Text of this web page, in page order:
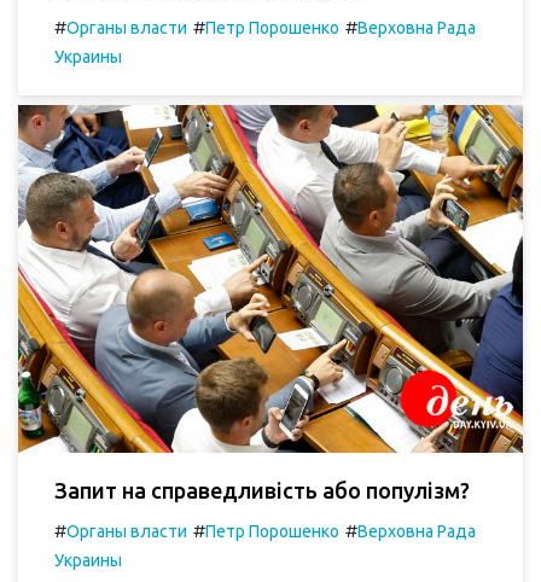
#Органы власти #Петр Порошенко #Верховна Рада
Украины
Запит на справедливість або популізм?
#Органы власти #Петр Порошенко #Верховна Рада
Украины